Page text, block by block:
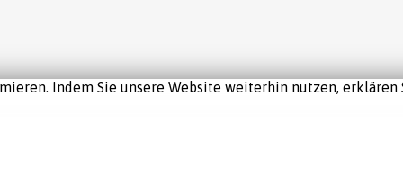
Indem Sie unsere Website weiterhin nutzen, erklären